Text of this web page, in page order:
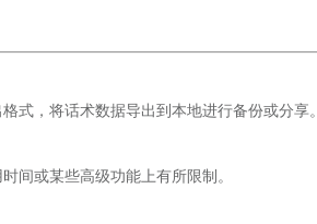
式，将话术数据导出到本地进行备份或分享。
间或某些高级功能上有所限制。